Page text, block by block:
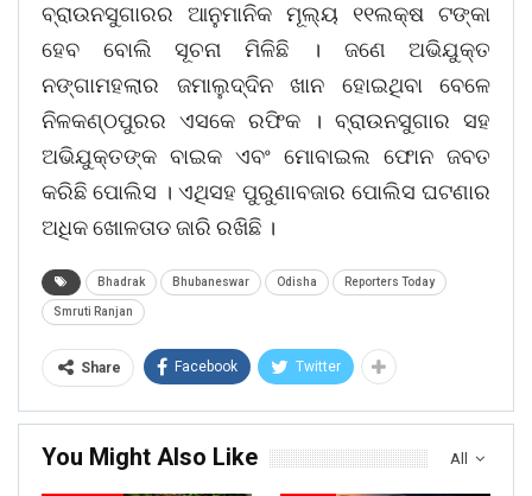
ବ୍ରାଉନସୁଗାରର ଆନୁମାନିକ ମୂଲ୍ୟ ୧୧ଲକ୍ଷ ଟଙ୍କା
ହେବ ବୋଲି ସୂଚନା ମିଳିଛି । ଜଣେ ଅଭିଯୁକ୍ତ
ନଙ୍ଗାମହଲାର ଜମାଲୁଦ୍ଦିନ ଖାନ ହୋଇଥିବା ବେଳେ
ନିଳକଣ୍ଠପୁରର ଏସକେ ରଫିକ । ବ୍ରାଉନସୁଗାର ସହ
ଅଭିଯୁକ୍ତଙ୍କ ବାଇକ ଏବଂ ମୋବାଇଲ ଫୋନ ଜବତ
କରିଛି ପୋଲିସ । ଏଥିସହ ପୁରୁଣାବଜାର ପୋଲିସ ଘଟଣାର
ଅଧିକ ଖୋଳତାଡ ଜାରି ରଖିଛି ।
Bhadrak Bhubaneswar Odisha Reporters Today
Smruti Ranjan
Share Facebook Twitter
All
You Might Also Like